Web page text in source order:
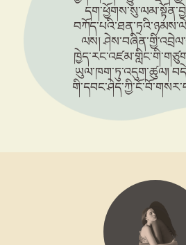
ལས།
ཡུལ་ཁག་ཏུ་འདུག་ཚུལ།